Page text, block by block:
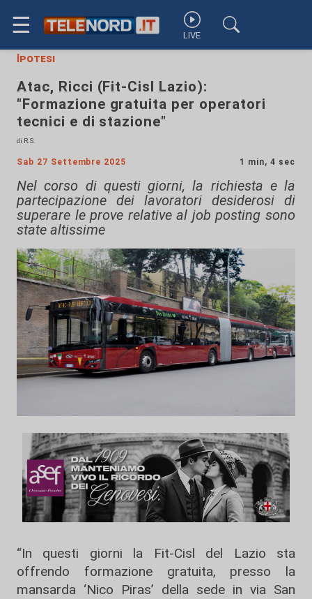
☰ LIVE
Ipotesi
Atac, Ricci (Fit-Cisl Lazio):
"Formazione gratuita per operatori
tecnici e di stazione"
di R.S.
Sab 27 Settembre 2025 1 min, 4 sec
Nel corso di questi giorni, la richiesta e la
partecipazione dei lavoratori desiderosi di
superare le prove relative al job posting sono
state altissime
“In questi giorni la Fit-Cisl del Lazio sta
offrendo formazione gratuita, presso la
mansarda ‘Nico Piras’ della sede in via San